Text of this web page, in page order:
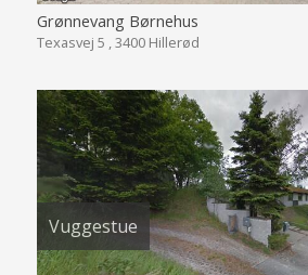
Grønnevang Børnehus
Texasvej 5 , 3400 Hillerød
Vuggestue